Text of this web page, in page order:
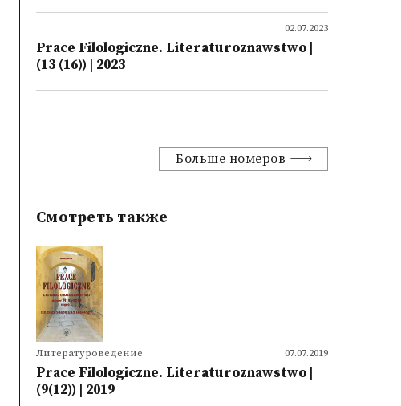
02.07.2023
Prace Filologiczne. Literaturoznawstwo |
(13 (16)) | 2023
Больше номеров
Смотреть также
07.07.2019
Литературоведение
Prace Filologiczne. Literaturoznawstwo |
(9(12)) | 2019